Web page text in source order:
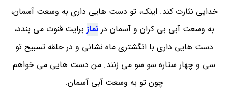
خدایی نثارت کند. اینک، تو دست هایی داری به وسعت آسمان،
به وسعت آبی بی کران و آسمان درنماز برایت قنوت می بندد،
دست هایی داری با انگشتری ماه نشانی و در حلقه تسبیح تو
سی و چهار ستاره سو سو می زنند. من دست هایی می خواهم
چون تو به وسعت آبی آسمان.